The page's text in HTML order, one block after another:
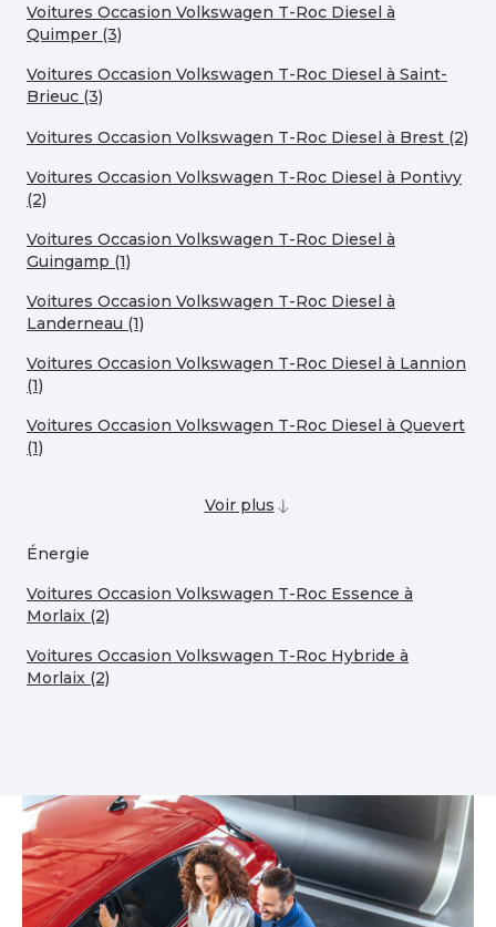
Voitures Occasion Volkswagen T-Roc Diesel à
Quimper (3)
Voitures Occasion Volkswagen T-Roc Diesel à Saint-
Brieuc (3)
Voitures Occasion Volkswagen T-Roc Diesel à Brest (2)
Voitures Occasion Volkswagen T-Roc Diesel à Pontivy
(2)
Voitures Occasion Volkswagen T-Roc Diesel à
Guingamp (1)
Voitures Occasion Volkswagen T-Roc Diesel à
Landerneau (1)
Voitures Occasion Volkswagen T-Roc Diesel à Lannion
(1)
Voitures Occasion Volkswagen T-Roc Diesel à Quevert
(1)
Voir plus
Énergie
Voitures Occasion Volkswagen T-Roc Essence à
Morlaix (2)
Voitures Occasion Volkswagen T-Roc Hybride à
Morlaix (2)